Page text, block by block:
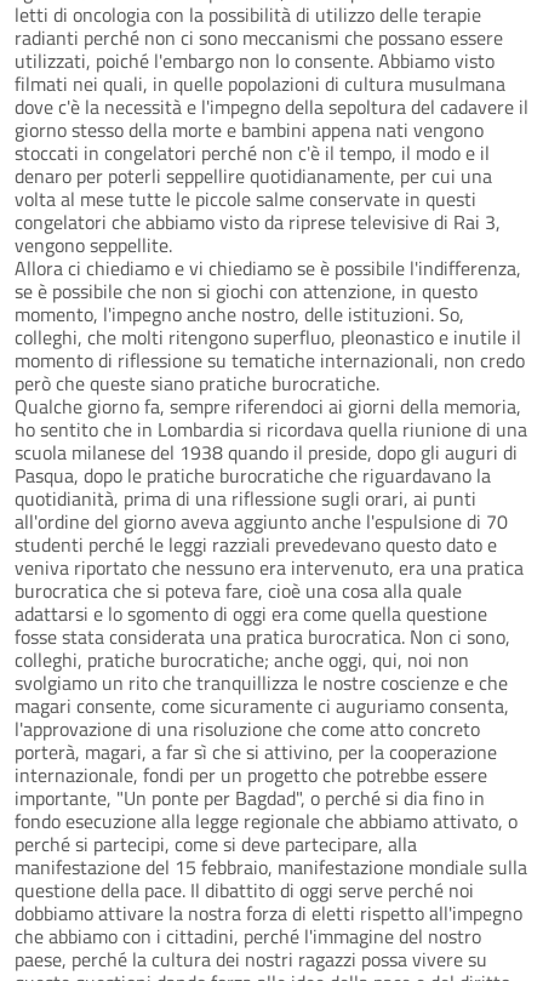
letti di oncologia con la possibilità di utilizzo delle terapie
radianti perché non ci sono meccanismi che possano essere
utilizzati, poiché l'embargo non lo consente. Abbiamo visto
filmati nei quali, in quelle popolazioni di cultura musulmana
dove c'è la necessità e l'impegno della sepoltura del cadavere il
giorno stesso della morte e bambini appena nati vengono
stoccati in congelatori perché non c'è il tempo, il modo e il
denaro per poterli seppellire quotidianamente, per cui una
volta al mese tutte le piccole salme conservate in questi
congelatori che abbiamo visto da riprese televisive di Rai 3,
vengono seppellite.
Allora ci chiediamo e vi chiediamo se è possibile l'indifferenza,
se è possibile che non si giochi con attenzione, in questo
momento, l'impegno anche nostro, delle istituzioni. So,
colleghi, che molti ritengono superfluo, pleonastico e inutile il
momento di riflessione su tematiche internazionali, non credo
però che queste siano pratiche burocratiche.
Qualche giorno fa, sempre riferendoci ai giorni della memoria,
ho sentito che in Lombardia si ricordava quella riunione di una
scuola milanese del 1938 quando il preside, dopo gli auguri di
Pasqua, dopo le pratiche burocratiche che riguardavano la
quotidianità, prima di una riflessione sugli orari, ai punti
all'ordine del giorno aveva aggiunto anche l'espulsione di 70
studenti perché le leggi razziali prevedevano questo dato e
veniva riportato che nessuno era intervenuto, era una pratica
burocratica che si poteva fare, cioè una cosa alla quale
adattarsi e lo sgomento di oggi era come quella questione
fosse stata considerata una pratica burocratica. Non ci sono,
colleghi, pratiche burocratiche; anche oggi, qui, noi non
svolgiamo un rito che tranquillizza le nostre coscienze e che
magari consente, come sicuramente ci auguriamo consenta,
l'approvazione di una risoluzione che come atto concreto
porterà, magari, a far sì che si attivino, per la cooperazione
internazionale, fondi per un progetto che potrebbe essere
importante, "Un ponte per Bagdad", o perché si dia fino in
fondo esecuzione alla legge regionale che abbiamo attivato, o
perché si partecipi, come si deve partecipare, alla
manifestazione del 15 febbraio, manifestazione mondiale sulla
questione della pace. Il dibattito di oggi serve perché noi
dobbiamo attivare la nostra forza di eletti rispetto all'impegno
che abbiamo con i cittadini, perché l'immagine del nostro
paese, perché la cultura dei nostri ragazzi possa vivere su